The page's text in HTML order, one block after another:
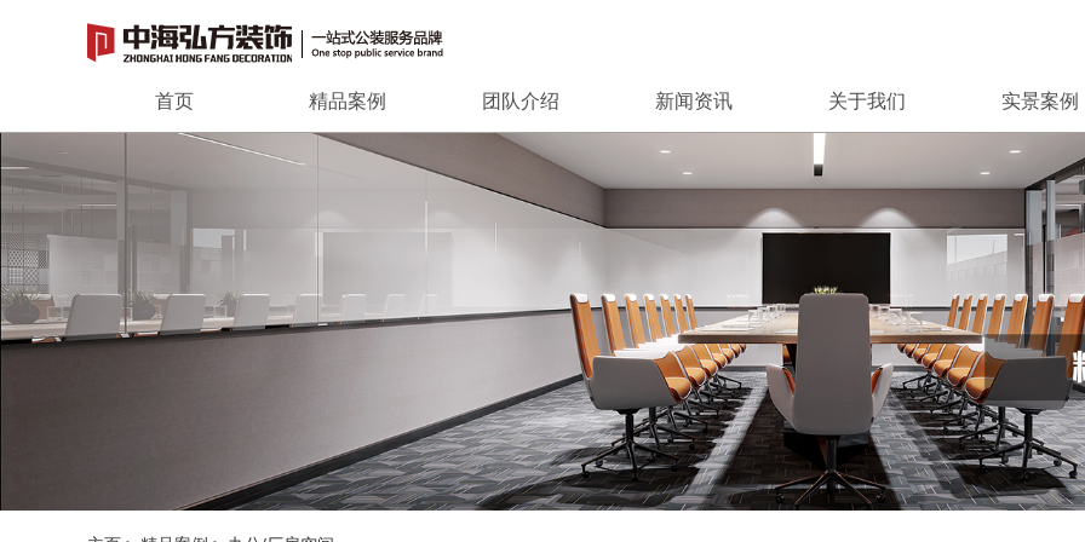
首页 精品案例 团队介绍 新闻资讯 关于我们 实景案例